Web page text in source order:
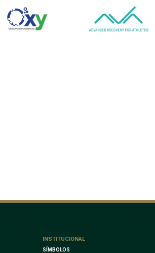
INSTITUCIONAL
SÍMBOLOS